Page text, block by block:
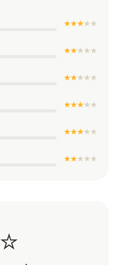
★ ★ ★★★
★ ★★★★
★ ★★★★
★ ★ ★★★
★ ★ ★★★
★ ★★★★
⭐